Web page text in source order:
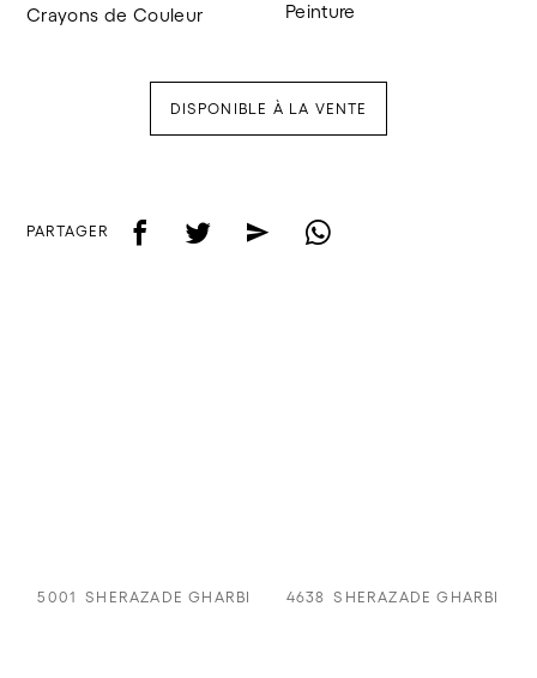
Crayons de Couleur
Peinture
DISPONIBLE À LA VENTE
PARTAGER f t e w
5001 SHERAZADE GHARBI 4638 SHERAZADE GHARBI